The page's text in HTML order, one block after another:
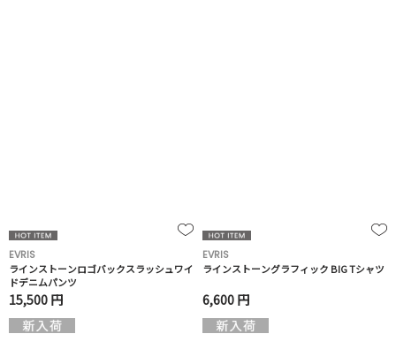
EVRIS
ラインストーンロゴバックスラッシュワイ
ドデニムパンツ
15,500 円
EVRIS
ラインストーングラフィック BIG Tシャツ
6,600 円